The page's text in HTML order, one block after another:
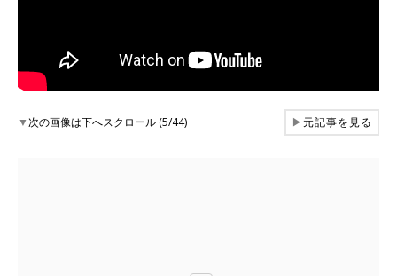
▼次の画像は下へスクロール (5/44) ▶元記事を見る